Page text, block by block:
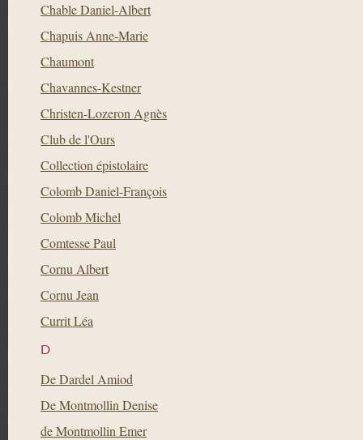
Chable Daniel-Albert
Chapuis Anne-Marie
Chaumont
Chavannes-Kestner
Christen-Lozeron Agnès
Club de l'Ours
Collection épistolaire
Colomb Daniel-François
Colomb Michel
Comtesse Paul
Cornu Albert
Cornu Jean
Currit Léa
D
De Dardel Amiod
De Montmollin Denise
de Montmollin Emer